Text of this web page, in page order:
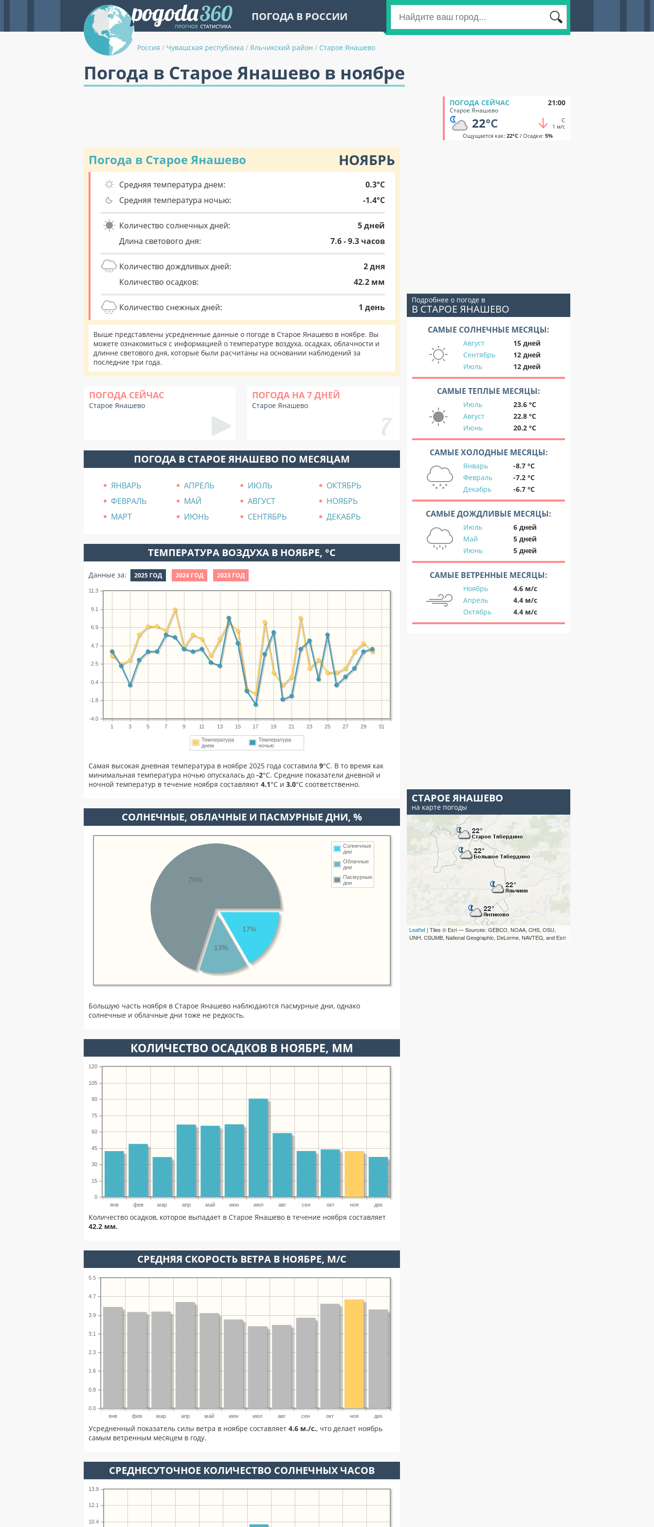
ПОГОДА В РОССИИ
Россия / Чувашская республика / Яльчикский район / Старое Янашево
Погода в Старое Янашево в ноябре
ПОГОДА СЕЙЧАС 21:00
Старое Янашево
22°C
С
1 м/с
Ощущается как: 22°C/ Осадки: 5%
Погода в Старое Янашево НОЯБРЬ
Средняя температура днем:
0.3°C
Средняя температура ночью:
-1.4°C
Количество солнечных дней:
5 дней
Длина светового дня:
7.6 - 9.3 часов
Количество дождливых дней:
2 дня
Количество осадков:
42.2 мм
Количество снежных дней: 1 день
Выше представлены усредненные данные о погоде в Старое Янашево в ноябре. Вы
можете ознакомиться с информацией о температуре воздуха, осадках, облачности и
длинне светового дня, которые были расчитаны на основании наблюдений за
последние три года.
ПОГОДА СЕЙЧАС
Старое Янашево
ПОГОДА НА 7 ДНЕЙ
Старое Янашево
ПОГОДА В СТАРОЕ ЯНАШЕВО ПО МЕСЯЦАМ
ЯНВАРЬ АПРЕЛЬ ИЮЛЬ
ОКТЯБРЬ
ФЕВРАЛЬ
МАЙ АВГУСТ
НОЯБРЬ
МАРТ
ИЮНЬ СЕНТЯБРЬ ДЕКАБРЬ
ТЕМПЕРАТУРА ВОЗДУХА В НОЯБРЕ, °C
Данные за: 2025 ГОД 2024 ГОД 2023 ГОД
1 3 5 7 9 11 13 15 17 19 21 23 25 27 29 31
-4.0
-1.8
0.4
2.5
4.7
6.9
9.1
11.3
Температура
днем
Температура
ночью
Самая высокая дневная температура в ноябре 2025 года составила 9°С. В то время как
минимальная температура ночью опускалась до -2°C. Средние показатели дневной и
ночной температур в течение ноября составляют 4.1°С и 3.0°С соответственно.
CОЛНЕЧНЫЕ, ОБЛАЧНЫЕ И ПАСМУРНЫЕ ДНИ, %
Солнечные
дни
Облачные
дни
Пасмурные
дни
17%
13%
70%
Большую часть ноября в Старое Янашево наблюдаются пасмурные дни, однако
солнечные и облачные дни тоже не редкость.
КОЛИЧЕСТВО ОСАДКОВ В НОЯБРЕ, ММ
янв фев мар апр май июн июл авг сен окт ноя дек
0
15
30
45
60
75
90
105
120
Количество осадков, которое выпадает в Старое Янашево в течение ноября составляет
42.2 мм.
СРЕДНЯЯ СКОРОСТЬ ВЕТРА В НОЯБРЕ, М/С
янв фев мар апр май июн июл авг сен окт ноя дек
0.0
0.8
1.6
2.3
3.1
3.9
4.7
5.5
Усредненный показатель силы ветра в ноябре составляет 4.6 м./с., что делает ноябрь
самым ветренным месяцем в году.
СРЕДНЕСУТОЧНОЕ КОЛИЧЕСТВО СОЛНЕЧНЫХ ЧАСОВ
10.4
12.1
13.9
Подробнее о погоде в
В СТАРОЕ ЯНАШЕВО
САМЫЕ СОЛНЕЧНЫЕ МЕСЯЦЫ:
Август
15 дней
Сентябрь
12 дней
Июль
12 дней
САМЫЕ ТЕПЛЫЕ МЕСЯЦЫ:
Июль
23.6 °C
Август
22.8 °C
Июнь
20.2 °C
САМЫЕ ХОЛОДНЫЕ МЕСЯЦЫ:
Январь
-8.7 °C
Февраль
-7.2 °C
Декабрь
-6.7 °C
САМЫЕ ДОЖДЛИВЫЕ МЕСЯЦЫ:
Июль
6 дней
Май
5 дней
Июнь
5 дней
САМЫЕ ВЕТРЕННЫЕ МЕСЯЦЫ:
Ноябрь
4.6 м/с
Апрель
4.4 м/с
Октябрь
4.4 м/с
СТАРОЕ ЯНАШЕВО
на карте погоды
Leaflet | Tiles © Esri — Sources: GEBCO, NOAA, CHS, OSU,
UNH, CSUMB, National Geographic, DeLorme, NAVTEQ, and Esri